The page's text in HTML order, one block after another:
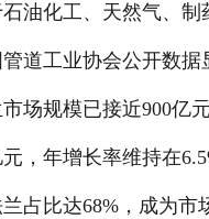
油化工、天然气、制
道工业协会公开数据
场规模已接近900亿
，年增长率维持在
占比达68%，成为市